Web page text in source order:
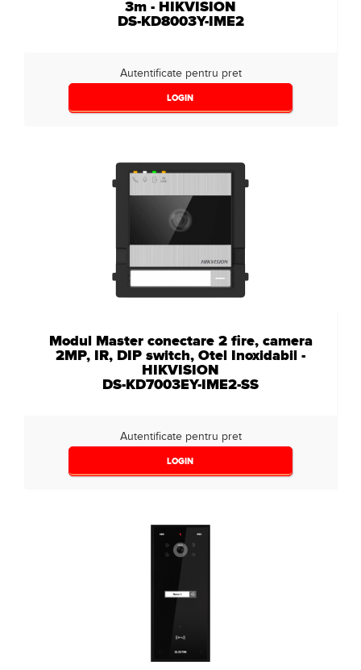
3m - HIKVISION
DS-KD8003Y-IME2
Autentificate pentru pret
LOGIN
Modul Master conectare 2 fire, camera
2MP, IR, DIP switch, Otel Inoxidabil -
HIKVISION
DS-KD7003EY-IME2-SS
Autentificate pentru pret
LOGIN